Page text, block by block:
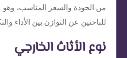
من الجودة والسعر المناسب، وهو
للباحثين عن التوازن بين الأداء
نوع الأثاث الخارجي